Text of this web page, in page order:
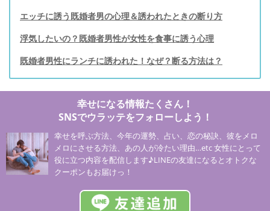
エッチに誘う既婚者男の心理＆誘われたときの断り方
浮気したいの？既婚者男性が女性を食事に誘う心理
既婚者男性にランチに誘われた！なぜ？断る方法は？
幸せになる情報たくさん！
SNSでウラッテをフォローしよう！
幸せを呼ぶ方法、今年の運勢、占い、恋の秘訣、彼をメロ
メロにさせる方法、あの人が冷たい理由…etc 女性にとって
役に立つ内容を配信します♪LINEの友達になるとオトクな
クーポンもお届けっ！